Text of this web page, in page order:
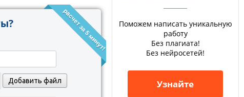
расчет за 5 минут!
Добавить файл
Поможем написать уникальную
работу
Без плагиата!
Без нейросетей!
Узнайте